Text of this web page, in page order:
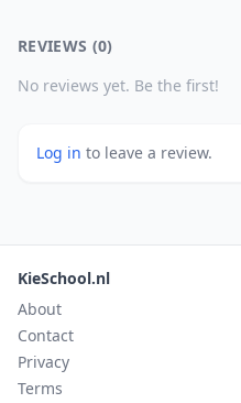
REVIEWS (0)
No reviews yet. Be the first!
Log in to leave a review.
KieSchool.nl
About
Contact
Privacy
Terms